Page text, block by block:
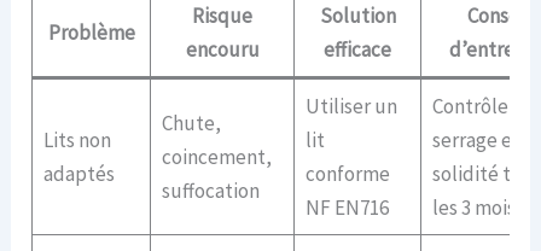
Problème
Risque
encouru
Solution
efficace
Conseil
Lits non
adaptés
Chute,
coincement,
suffocation
Utiliser un
lit
conforme
NF EN716
Contrôler le
serrage et la
solidité tous
les 3 mois